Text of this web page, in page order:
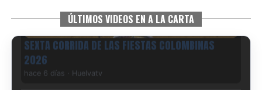
ÚLTIMOS VIDEOS EN A LA CARTA